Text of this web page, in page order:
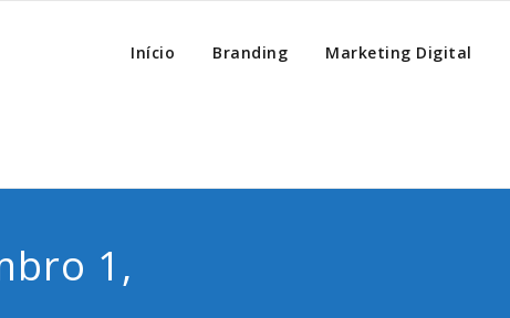
Digital & Negócios
Início Branding Marketing Digital
1,